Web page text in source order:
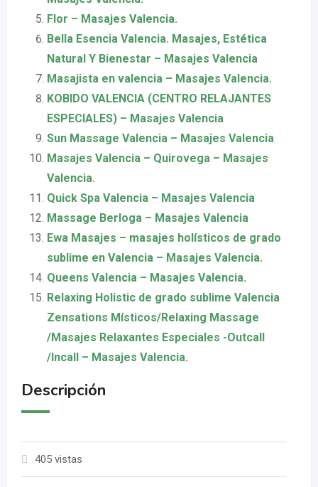
Flor – Masajes Valencia.
Bella Esencia Valencia. Masajes, Estética
Natural Y Bienestar – Masajes Valencia
Masajista en valencia – Masajes Valencia.
KOBIDO VALENCIA (CENTRO RELAJANTES
ESPECIALES) – Masajes Valencia
Sun Massage Valencia – Masajes Valencia
Masajes Valencia – Quirovega – Masajes
Valencia.
Quick Spa Valencia – Masajes Valencia
Massage Berloga – Masajes Valencia
Ewa Masajes – masajes holísticos de grado
sublime en Valencia – Masajes Valencia.
Queens Valencia – Masajes Valencia.
Relaxing Holistic de grado sublime Valencia
Zensations Místicos/Relaxing Massage
/Masajes Relaxantes Especiales -Outcall
/Incall – Masajes Valencia.
Descripción
405 vistas